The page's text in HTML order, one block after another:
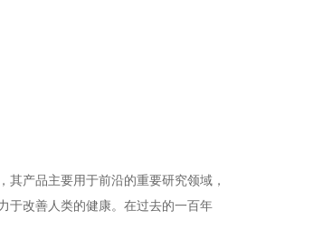
产品主要用于前沿的重要研究领域，
于改善人类的健康。在过去的一百年